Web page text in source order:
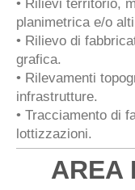
• Rilievi territorio,
planimetrica e/o
• Rilievo di
grafica.
• Rilevamenti
infrastrutture.
• Tracciamento di
lottizzazioni.
AREA